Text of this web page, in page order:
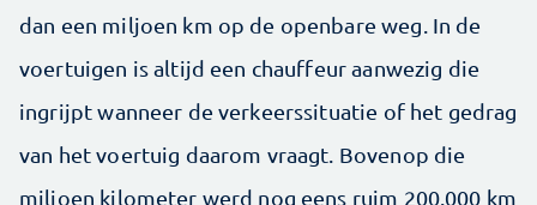
dan een miljoen km op de openbare weg. In de
voertuigen is altijd een chauffeur aanwezig die
ingrijpt wanneer de verkeerssituatie of het gedrag
van het voertuig daarom vraagt. Bovenop die
miljoen kilometer werd nog eens ruim 200.000 km